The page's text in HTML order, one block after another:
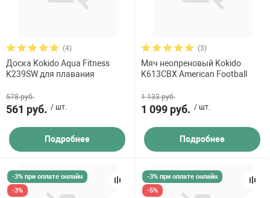
(4)
Доска Kokido Aqua Fitness
K239SW для плавания
578 руб.
561 руб. / шт.
Подробнее
(3)
Мяч неопреновый Kokido
K613CBX American Football
1 133 руб.
1 099 руб. / шт.
Подробнее
-3% при оплате онлайн
-3%
-3% при оплате онлайн
-5%